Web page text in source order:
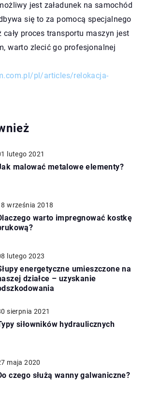
jest załadunek na samochód
się to za pomocą specjalnego
cały proces transportu maszyn jest
warto zlecić go profesjonalnej
pl/articles/relokacja-
lutego 2021
malować metalowe elementy?
września 2018
warto impregnować kostkę
lutego 2023
energetyczne umieszczone na
działce – uzyskanie
sierpnia 2021
siłowników hydraulicznych
maja 2020
czego służą wanny galwaniczne?